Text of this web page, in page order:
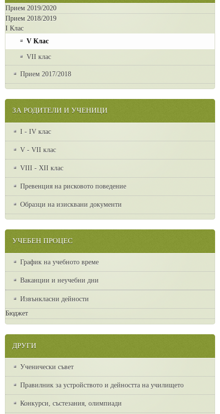
Прием 2019/2020
Прием 2018/2019
I Клас
V Клас
VII клас
Прием 2017/2018
ЗА РОДИТЕЛИ И УЧЕНИЦИ
I - IV клас
V - VII клас
VІІІ - ХІІ клас
Превенция на рисковото поведение
Образци на изисквани документи
УЧЕБЕН ПРОЦЕС
График на учебното време
Ваканции и неучебни дни
Извънкласни дейности
Бюджет
ДРУГИ
Ученически съвет
Правилник за устройството и дейността на училището
Конкурси, състезания, олимпиади